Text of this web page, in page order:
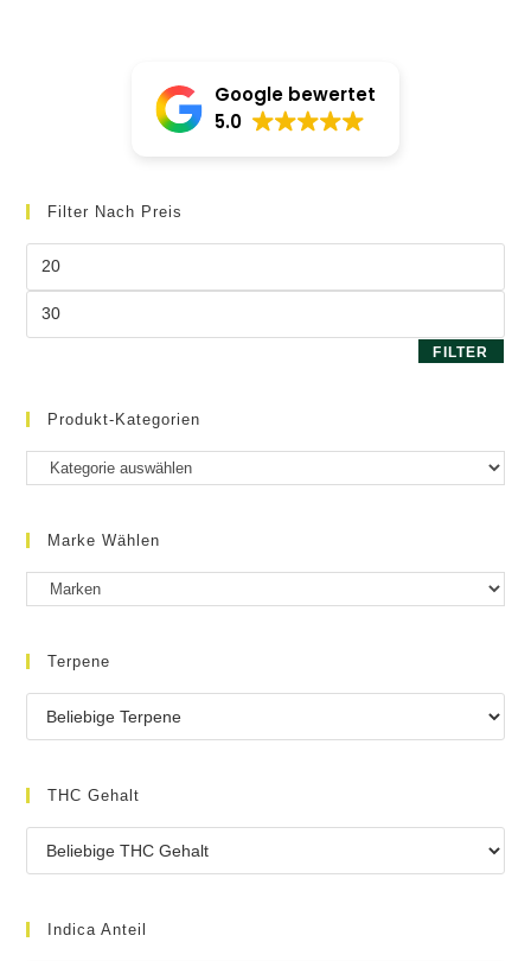
Google bewertet
5.0
Filter Nach Preis
FILTER
Produkt-Kategorien
Marke Wählen
Terpene
THC Gehalt
Indica Anteil